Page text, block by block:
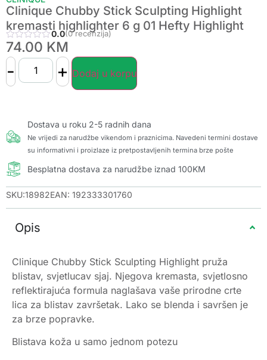
Clinique Chubby Stick Sculpting Highlight
kremasti highlighter 6 g 01 Hefty Highlight
0.0(0 recenzija)
74.00 KM
- + Dodaj u korpu
Dostava u roku 2-5 radnih dana
Ne vrijedi za narudžbe vikendom i praznicima. Navedeni termini dostave
su informativni i proizlaze iz pretpostavljenih termina brze pošte
Besplatna dostava za narudžbe iznad 100KM
SKU:18982EAN: 192333301760
Opis
Clinique Chubby Stick Sculpting Highlight pruža
blistav, svjetlucav sjaj. Njegova kremasta, svjetlosno
reflektirajuća formula naglašava vaše prirodne crte
lica za blistav završetak. Lako se blenda i savršen je
za brze popravke.
Blistava koža u samo jednom potezu